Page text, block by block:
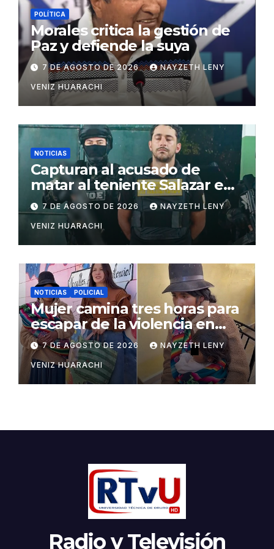
POLÍTICA
Morales critica la gestión de
Paz y defiende la suya
7 DE AGOSTO DE 2026 NAYZETH LENY
VENIZ HUARACHI
NOTICIAS
Capturan al acusado de
matar al teniente Salazar en
San Matías
7 DE AGOSTO DE 2026 NAYZETH LENY
VENIZ HUARACHI
NOTICIAS POLICIAL
Mujer camina tres horas para
escapar de la violencia en
Potosí
7 DE AGOSTO DE 2026 NAYZETH LENY
VENIZ HUARACHI
Radio y Televisión